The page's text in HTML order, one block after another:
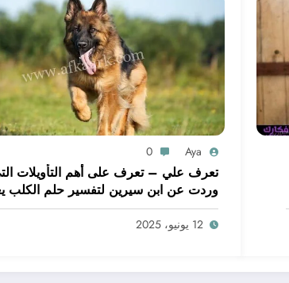
Aya
0
تعرف علي – تعرف على أهم التأويلات
وردت عن ابن سيرين لتفسير حلم الكلب
يدي – بالتفصيل
12 يونيو، 2025